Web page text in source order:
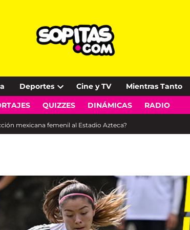
Deportes
Open
dropdown
Cine y TV Mientras Tanto
QUIZZES DINÁMICAS RADIO
mexicana femenil al Estadio Azteca?